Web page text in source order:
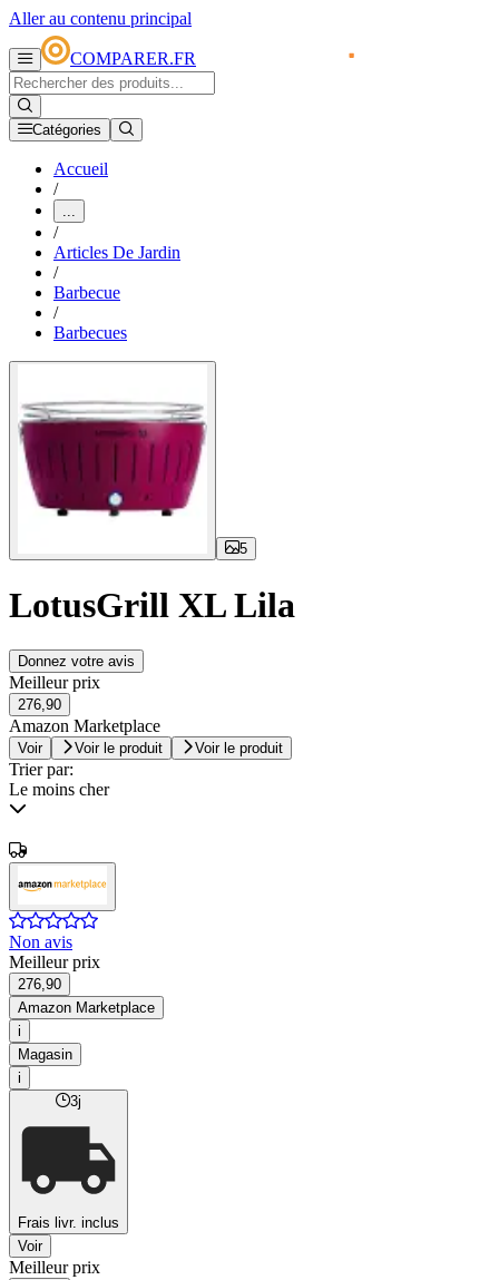
Aller au contenu principal
COMPARER.FR
Catégories
Accueil
/
...
/
Articles De Jardin
/
Barbecue
/
Barbecues
5
LotusGrill XL Lila
Donnez votre avis
Meilleur prix
276,90
Amazon Marketplace
Voir Voir le produit Voir le produit
Trier par:
Le moins cher
Non avis
Meilleur prix
276,90
Amazon Marketplace
i
Magasin
i
3j
Frais livr. inclus
Voir
Meilleur prix